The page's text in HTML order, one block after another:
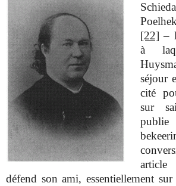
[22] –
à
séjour
cité
sur
publie
défend son ami, essentiellement sur